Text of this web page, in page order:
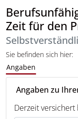
Zeit für den
Sie befinden sich hier:
Angaben
Angaben zu
Derzeit versichert